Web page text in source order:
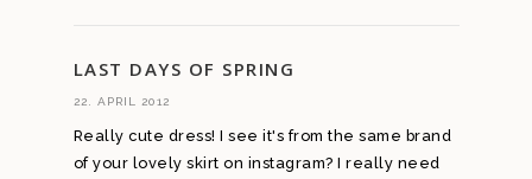
LAST DAYS OF SPRING
22. APRIL 2012
Really cute dress! I see it's from the same brand
of your lovely skirt on instagram? I really need